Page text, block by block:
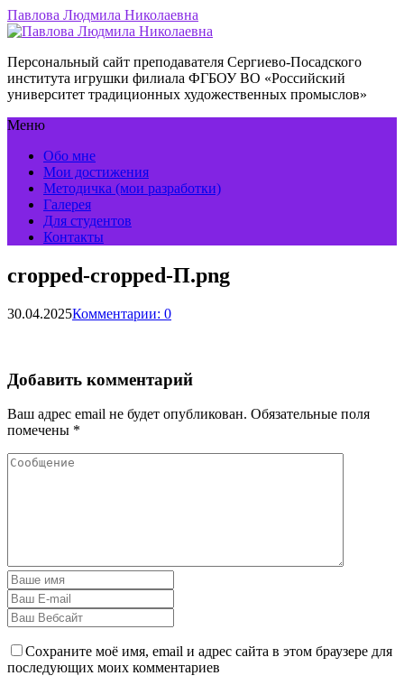
Павлова Людмила Николаевна
Персональный сайт преподавателя Сергиево-Посадского
института игрушки филиала ФГБОУ ВО «Российский
университет традиционных художественных промыслов»
Меню
Обо мне
Мои достижения
Методичка (мои разработки)
Галерея
Для студентов
Контакты
cropped-cropped-П.png
30.04.2025Комментарии: 0
Добавить комментарий
Ваш адрес email не будет опубликован. Обязательные поля
помечены *
Сохраните моё имя, email и адрес сайта в этом браузере для
последующих моих комментариев